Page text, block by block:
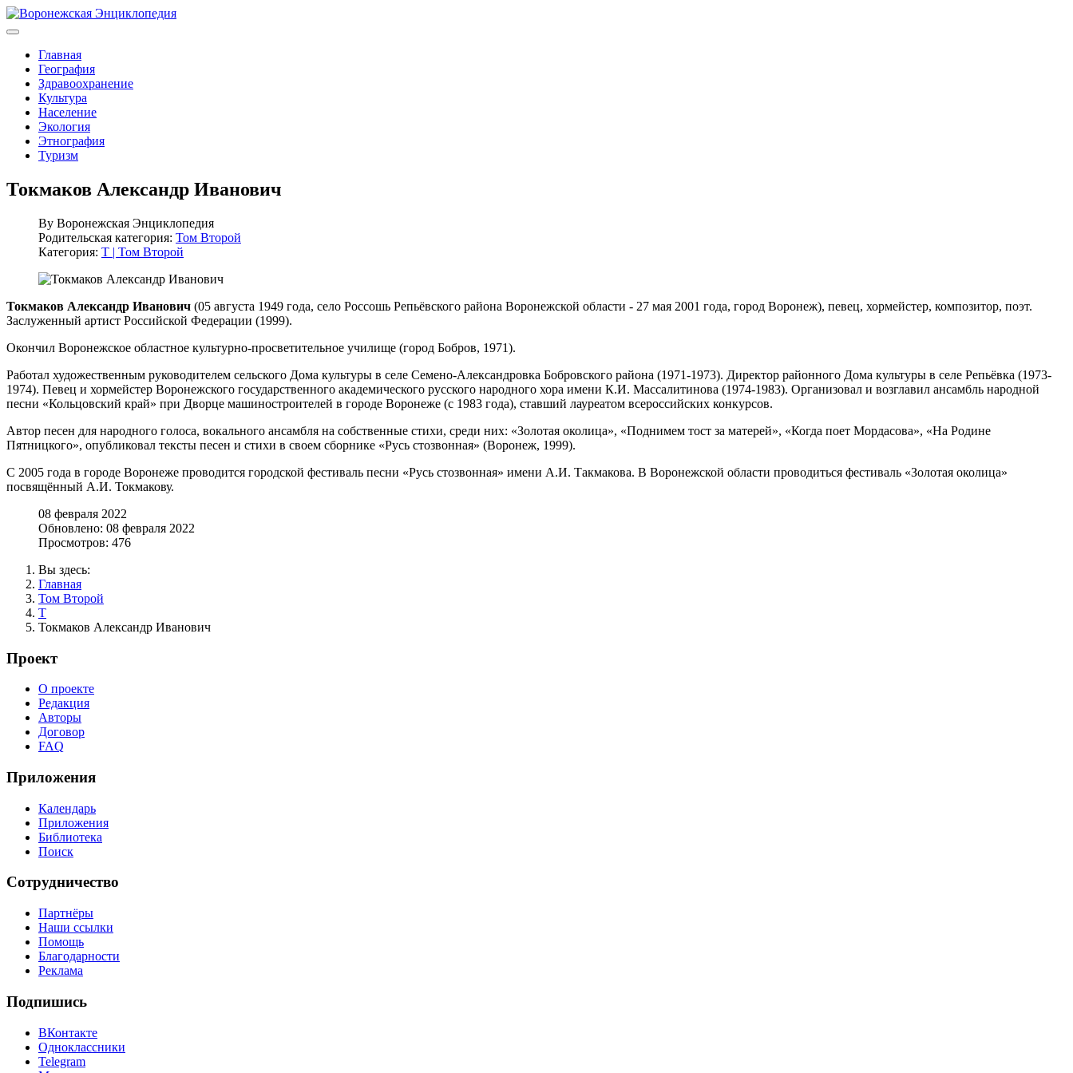
Главная
География
Здравоохранение
Культура
Население
Экология
Этнография
Туризм
Токмаков Александр Иванович
By Воронежская Энциклопедия
Родительская категория: Том Второй
Категория: Т | Том Второй
Токмаков Александр Иванович (05 августа 1949 года, село Россошь Репьёвского района Воронежской области - 27 мая 2001 года, город Воронеж), певец, хормейстер, композитор, поэт.
Заслуженный артист Российской Федерации (1999).
Окончил Воронежское областное культурно-просветительное училище (город Бобров, 1971).
Работал художественным руководителем сельского Дома культуры в селе Семено-Александровка Бобровского района (1971-1973). Директор районного Дома культуры в селе Репьёвка (1973-
1974). Певец и хормейстер Воронежского государственного академического русского народного хора имени К.И. Массалитинова (1974-1983). Организовал и возглавил ансамбль народной
песни «Кольцовский край» при Дворце машиностроителей в городе Воронеже (с 1983 года), ставший лауреатом всероссийских конкурсов.
Автор песен для народного голоса, вокального ансамбля на собственные стихи, среди них: «Золотая околица», «Поднимем тост за матерей», «Когда поет Мордасова», «На Родине
Пятницкого», опубликовал тексты песен и стихи в своем сборнике «Русь стозвонная» (Воронеж, 1999).
С 2005 года в городе Воронеже проводится городской фестиваль песни «Русь стозвонная» имени А.И. Такмакова. В Воронежской области проводиться фестиваль «Золотая околица»
посвящённый А.И. Токмакову.
08 февраля 2022
Обновлено: 08 февраля 2022
Просмотров: 476
Вы здесь:
Главная
Том Второй
Т
Токмаков Александр Иванович
Проект
О проекте
Редакция
Авторы
Договор
FAQ
Приложения
Календарь
Приложения
Библиотека
Поиск
Сотрудничество
Партнёры
Наши ссылки
Помощь
Благодарности
Реклама
Подпишись
ВКонтакте
Одноклассники
Telegram